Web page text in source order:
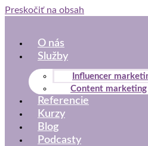
Preskočiť na obsah
O nás
Služby
Influencer
Content marketing
Referencie
Kurzy
Blog
Podcasty